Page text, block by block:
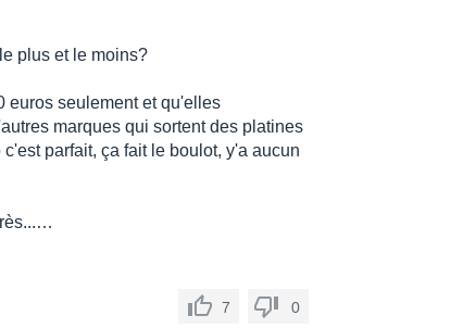
plus et le moins?
euros seulement et qu'elles
marques qui sortent des platines
parfait, ça fait le boulot, y'a aucun
7 0